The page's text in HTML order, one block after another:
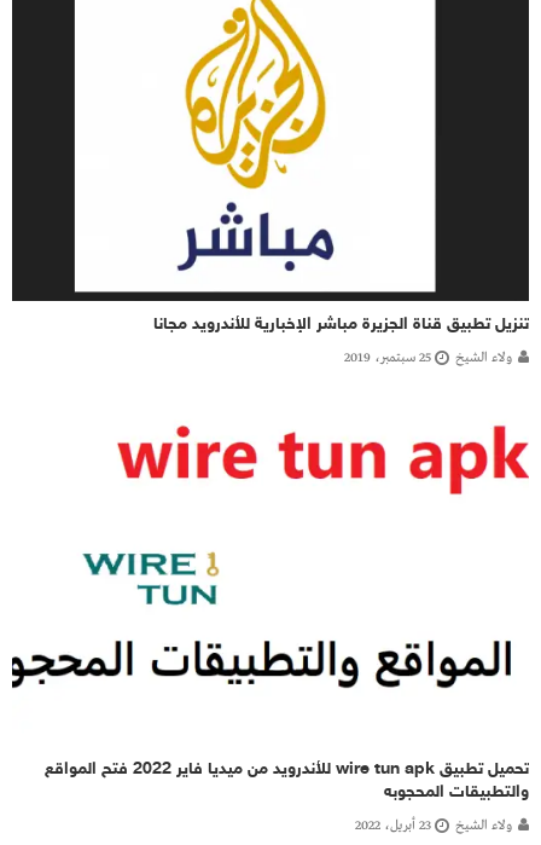
تنزيل تطبيق قناة الجزيرة مباشر الإخبارية للأندرويد مجانا
ولاء الشيخ 25 سبتمبر، 2019
تحميل تطبيق wire tun apk للأندرويد من ميديا فاير 2022 فتح المواقع
والتطبيقات المحجوبه
ولاء الشيخ 23 أبريل، 2022